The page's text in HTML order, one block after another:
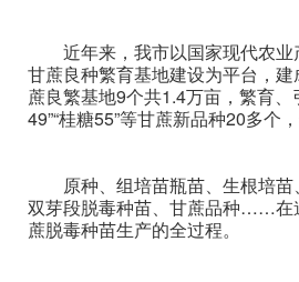
近年来，我市以国家现代农
甘蔗良种繁育基地建设为平台，
蔗良繁基地9个共1.4万亩，繁育、
49”“桂糖55”等甘蔗新品种20多个
原种、组培苗瓶苗、生根培苗
双芽段脱毒种苗、甘蔗品种……在
蔗脱毒种苗生产的全过程。